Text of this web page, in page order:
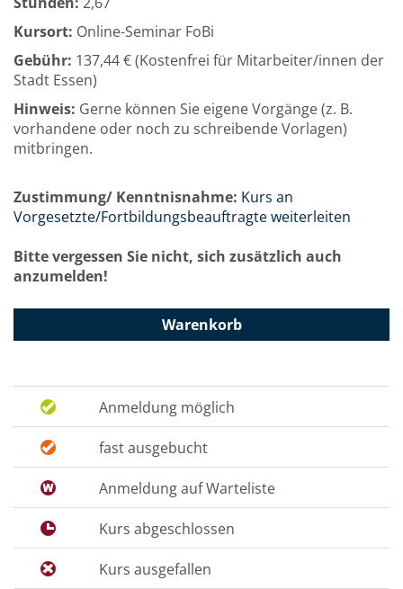
Kursort: Online-Seminar FoBi
Gebühr: 137,44 € (Kostenfrei für Mitarbeiter/innen der
Stadt Essen)
Hinweis: Gerne können Sie eigene Vorgänge (z. B.
vorhandene oder noch zu schreibende Vorlagen)
mitbringen.
Zustimmung/ Kenntnisnahme: Kurs an
Vorgesetzte/Fortbildungsbeauftragte weiterleiten
Bitte vergessen Sie nicht, sich zusätzlich auch
anzumelden!
Warenkorb
Anmeldung möglich
fast ausgebucht
Anmeldung auf Warteliste
Kurs abgeschlossen
Kurs ausgefallen